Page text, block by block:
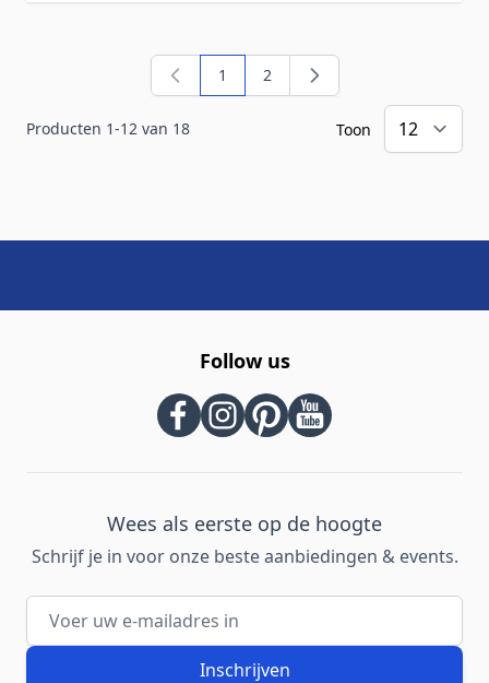
Producten 1-12 van 18
U lees momenteel pagina
1 Pagina
2
Toon
Follow us
Wees als eerste op de hoogte
Schrijf je in voor onze beste aanbiedingen & events.
E-mailadres
Inschrijven